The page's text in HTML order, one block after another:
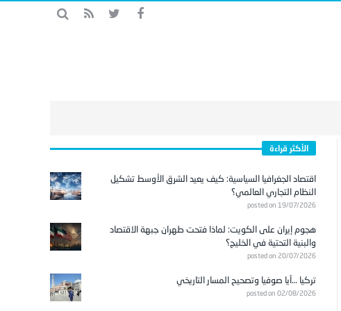
الأكثر قراءة
اقتصاد الجغرافيا السياسية: كيف يعيد الشرق الأوسط تشكيل
النظام التجاري العالمي؟
posted on 19/07/2026
هجوم إيران على الكويت: لماذا فتحت طهران جبهة الاقتصاد
والبنية التحتية في الخليج؟
posted on 20/07/2026
تركيا …آيا صوفيا وتصحيح المسار التاريخي
posted on 02/08/2026